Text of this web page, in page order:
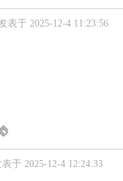
表于 2025-12-4 11:23:56
于 2025-12-4 12:24:33